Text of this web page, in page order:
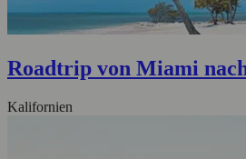
Roadtrip von Miami
Kalifornien